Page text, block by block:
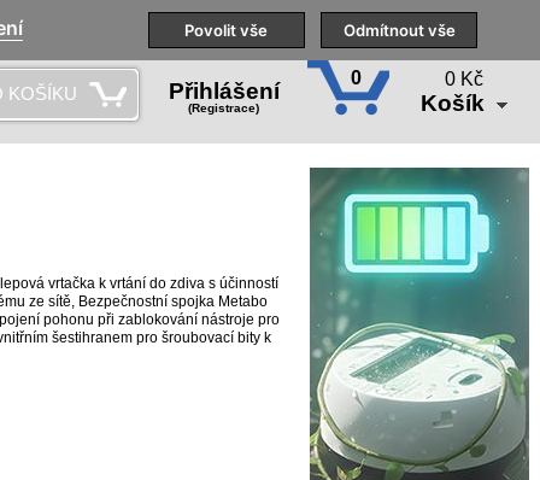
pobočky Technická podpora Školení
KOŠÍKU Přihlášení
(Registrace)
0 0 Kč
Košík
vrtačka k vrtání do zdiva s účinností
ze sítě, Bezpečnostní spojka Metabo
pohonu při zablokování nástroje pro
šestihranem pro šroubovací bity k
Povolit vše Odmítnout vše